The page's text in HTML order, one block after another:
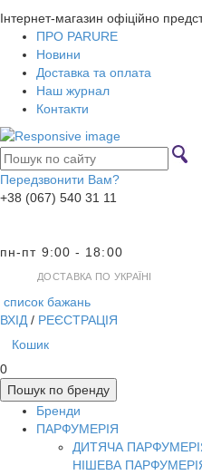
Інтернет-магазин офіційно
ПРО PARURE
Новини
Доставка та оплата
Наш журнал
Контакти
Передзвонити Вам?
+38 (067) 540 31 11
пн-пт 9:00 - 18:00
ДОСТАВКА ПО УКРАЇНІ
список бажань
ВХІД / РЕЄСТРАЦІЯ
Кошик
0
Пошук по бренду
Бренди
ПАРФУМЕРІЯ
ДИТЯЧА
НІШЕВА